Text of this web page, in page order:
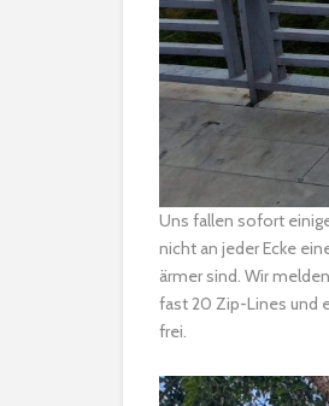
Uns fallen sofort
nicht an jeder Ecke
ärmer sind. Wir
fast 20 Zip-Lines und
frei.